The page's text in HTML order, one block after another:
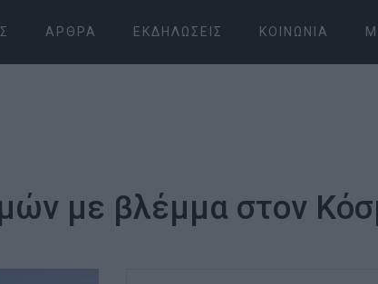
ΆΡΘΡΑ ΕΚΔΗΛΏΣΕΙΣ ΚΟΙΝΩΝΊΑ
με βλέμμα στον